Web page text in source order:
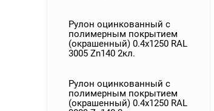
Рулон оцинкованный с
полимерным покрытием
(окрашенный) 0.4x1250 RAL
3005 Zn140 2кл.
Рулон оцинкованный с
полимерным покрытием
(окрашенный) 0.4x1250 RAL